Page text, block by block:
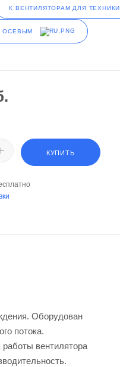
К ВЕНТИЛЯТОРАМ ДЛЯ ТЕХНИКИ
ОСЕВЫМ
КУПИТЬ
Оборудован
потока.
вентилятора